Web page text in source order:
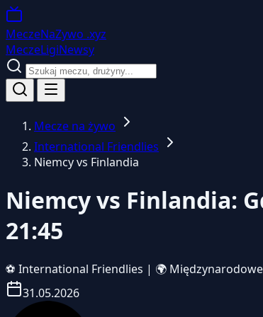
MeczeNaZywo .xyz
MeczeLigiNewsy
Mecze na żywo
International Friendlies
Niemcy vs Finlandia
Niemcy vs Finlandia:
21:45
⚽ International Friendlies | 🌍 Międzynarodowe
31.05.2026